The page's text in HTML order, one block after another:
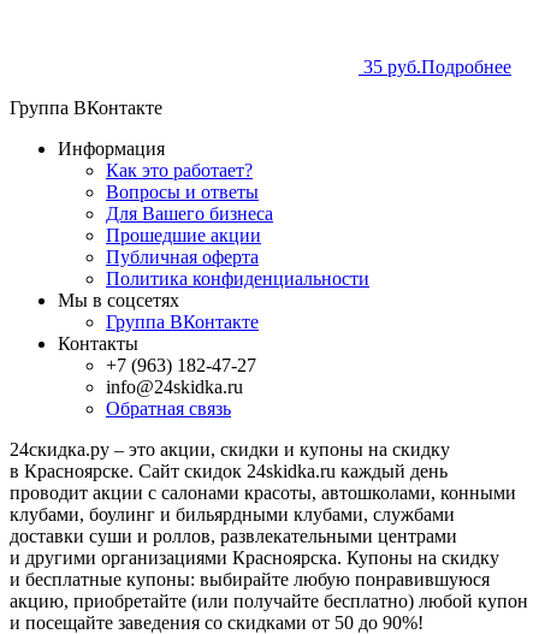
35 руб.Подробнее
Группа ВКонтакте
Информация
Как это работает?
Вопросы и ответы
Для Вашего бизнеса
Прошедшие акции
Публичная оферта
Политика конфиденциальности
Мы в соцсетях
Группа ВКонтакте
Контакты
+7 (963) 182-47-27
info@24skidka.ru
Обратная связь
24скидка.ру – это акции, скидки и купоны на скидку
в Красноярске. Сайт скидок 24skidka.ru каждый день
проводит акции с салонами красоты, автошколами, конными
клубами, боулинг и бильярдными клубами, службами
доставки суши и роллов, развлекательными центрами
и другими организациями Красноярска. Купоны на скидку
и бесплатные купоны: выбирайте любую понравившуюся
акцию, приобретайте (или получайте бесплатно) любой купон
и посещайте заведения со скидками от 50 до 90%!